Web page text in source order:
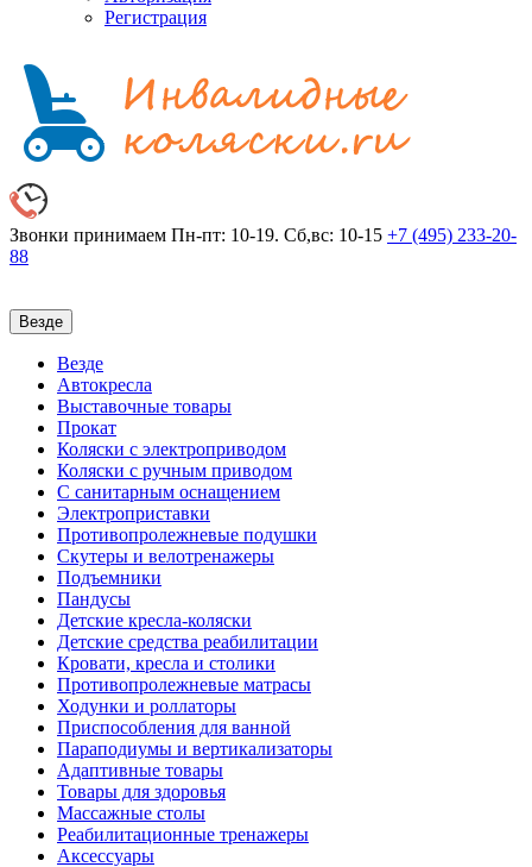
Регистрация
Звонки принимаем Пн-пт: 10-19. Сб,вс: 10-15 +7 (495) 233-20-
88
Везде
Везде
Автокресла
Выставочные товары
Прокат
Коляски с электроприводом
Коляски с ручным приводом
С санитарным оснащением
Электроприставки
Противопролежневые подушки
Скутеры и велотренажеры
Подъемники
Пандусы
Детские кресла-коляски
Детские средства реабилитации
Кровати, кресла и столики
Противопролежневые матрасы
Ходунки и роллаторы
Приспособления для ванной
Параподиумы и вертикализаторы
Адаптивные товары
Товары для здоровья
Массажные столы
Реабилитационные тренажеры
Аксессуары